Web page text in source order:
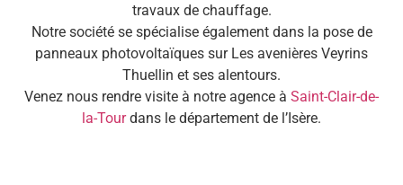
travaux de chauffage.
Notre société se spécialise également dans la pose de
panneaux photovoltaïques sur Les avenières Veyrins
Thuellin et ses alentours.
Venez nous rendre visite à notre agence à Saint-Clair-de-
la-Tourdans le département de l’Isère.